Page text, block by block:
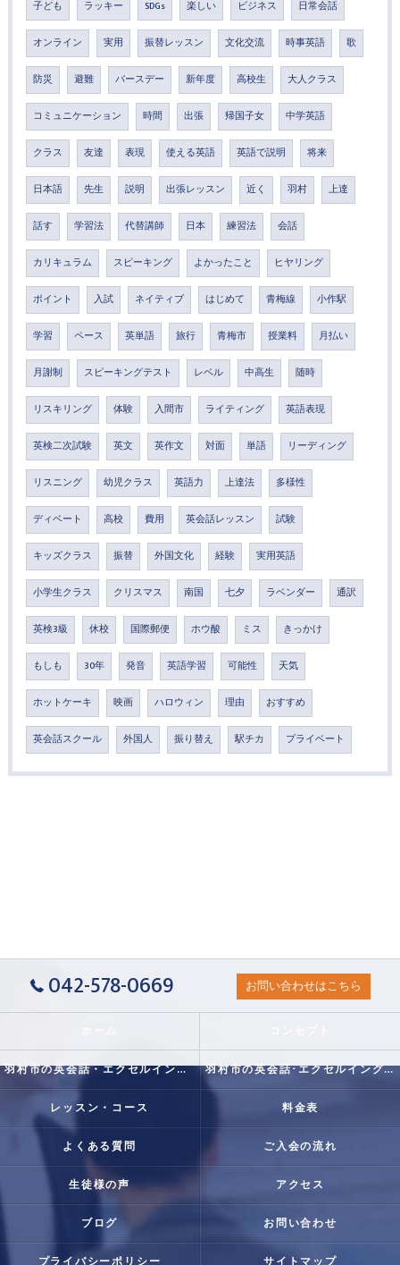
子ども ラッキー SDGs 楽しい ビジネス 日常会話
オンライン 実用 振替レッスン 文化交流 時事英語 歌
防災 避難 バースデー 新年度 高校生 大人クラス
コミュニケーション 時間 出張 帰国子女 中学英語
クラス 友達 表現 使える英語 英語で説明 将来
日本語 先生 説明 出張レッスン 近く 羽村 上達
話す 学習法 代替講師 日本 練習法 会話
カリキュラム スピーキング よかったこと ヒヤリング
ポイント 入試 ネイティブ はじめて 青梅線 小作駅
学習 ペース 英単語 旅行 青梅市 授業料 月払い
月謝制 スピーキングテスト レベル 中高生 随時
リスキリング 体験 入間市 ライティング 英語表現
英検二次試験 英文 英作文 対面 単語 リーディング
リスニング 幼児クラス 英語力 上達法 多様性
ディベート 高校 費用 英会話レッスン 試験
キッズクラス 振替 外国文化 経験 実用英語
小学生クラス クリスマス 南国 七夕 ラベンダー 通訳
英検3級 休校 国際郵便 ホウ酸 ミス きっかけ
もしも 30年 発音 英語学習 可能性 天気
ホットケーキ 映画 ハロウィン 理由 おすすめ
英会話スクール 外国人 振り替え 駅チカ プライベート
042-578-0669 お問い合わせはこちら
羽村市の英会話・エクセルイングリッシュクラブの口コミ情報 羽村市の英会話･エクセルイングリッシュクラブの評判
レッスン・コース 料金表
よくある質問 ご入会の流れ
生徒様の声 アクセス
ブログ お問い合わせ